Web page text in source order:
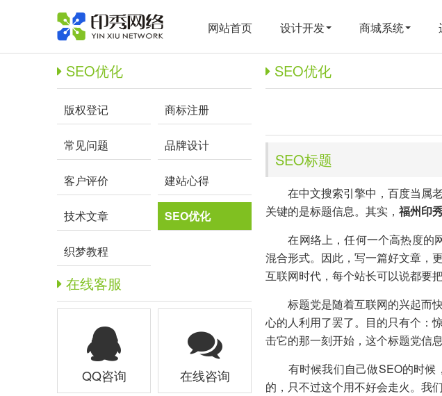
网站首页 设计开发 商城系统
SEO优化
版权登记 商标注册
常见问题 品牌设计
客户评价 建站心得
技术文章 SEO优化
织梦教程
在线客服
QQ咨询 在线咨询
SEO优化
SEO标题
在中文搜索引擎中，百度当属老
关键的是标题信息。其实， 福州印
在网络上，任何一个高热度的网
混合形式。因此，写一篇好文章，
互联网时代，每个站长可以说都要
标题党是随着互联网的兴起而快
心的人利用了罢了。目的只有个：
击它的那一刻开始，这个标题党信息
有时候我们自己做SEO的时候
的，只不过这个用不好会走火。我